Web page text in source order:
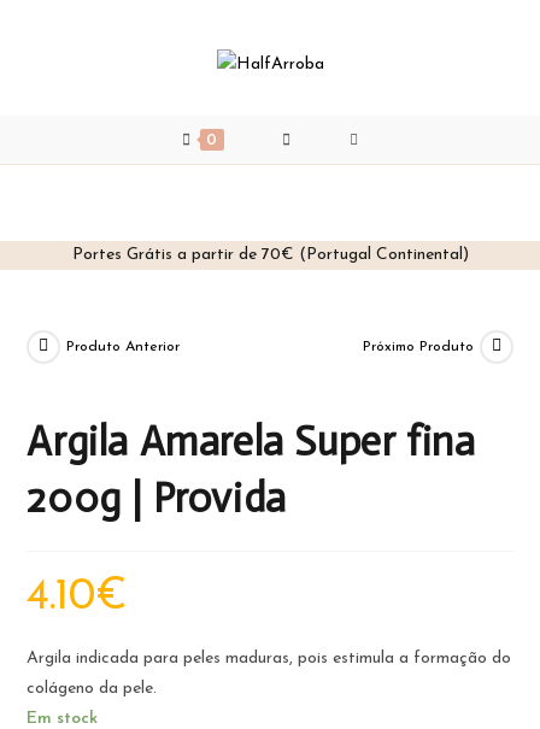
Portes Grátis a partir de 70€ (Portugal Continental)
content
0
Produto Anterior Próximo Produto
Argila Amarela Super fina
200g | Provida
4.10€
Argila indicada para peles maduras, pois estimula a formação do
colágeno da pele.
Em stock